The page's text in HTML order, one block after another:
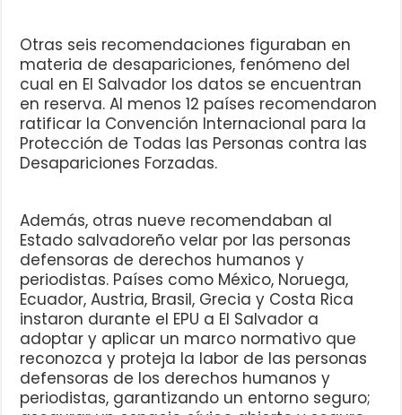
Otras seis recomendaciones figuraban en
materia de desapariciones, fenómeno del
cual en El Salvador los datos se encuentran
en reserva. Al menos 12 países recomendaron
ratificar la Convención Internacional para la
Protección de Todas las Personas contra las
Desapariciones Forzadas.
Además, otras nueve recomendaban al
Estado salvadoreño velar por las personas
defensoras de derechos humanos y
periodistas. Países como México, Noruega,
Ecuador, Austria, Brasil, Grecia y Costa Rica
instaron durante el EPU a El Salvador a
adoptar y aplicar un marco normativo que
reconozca y proteja la labor de las personas
defensoras de los derechos humanos y
periodistas, garantizando un entorno seguro;